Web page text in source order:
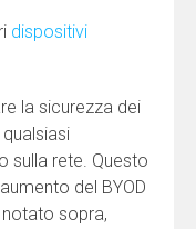
dispositivi
la sicurezza dei
sulla rete. Questo
del BYOD
notato sopra,